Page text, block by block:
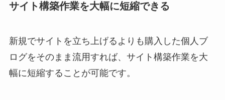
サイト構築作業を大幅に短縮できる
新規でサイトを立ち上げるよりも購入した個人ブ
ログをそのまま流用すれば、サイト構築作業を大
幅に短縮することが可能です。